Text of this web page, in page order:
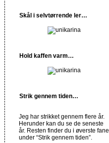
Skål i selvtørrende ler…
Hold kaffen varm…
Strik gennem tiden…
Jeg har strikket gennem flere år.
Herunder kan du se de seneste
år. Resten finder du i øverste fane
under “Strik gennem tiden”.